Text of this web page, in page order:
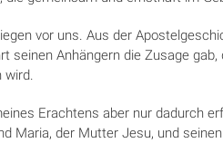
vor uns. Aus der
seinen An­hän­gern die Zusage
wird.
Erachtens aber nur dadurch
Maria, der Mut­ter Jesu, und